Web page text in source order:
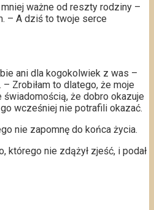
mniej ważne od reszty rodziny –
– A dziś to twoje serce
ani dla kogokolwiek z was –
Zrobiłam to dlatego, że moje
że dobro okazuje
wcześniej nie potrafili okazać.
nie zapomnę do końca życia.
którego nie zdążył zjeść, i podał